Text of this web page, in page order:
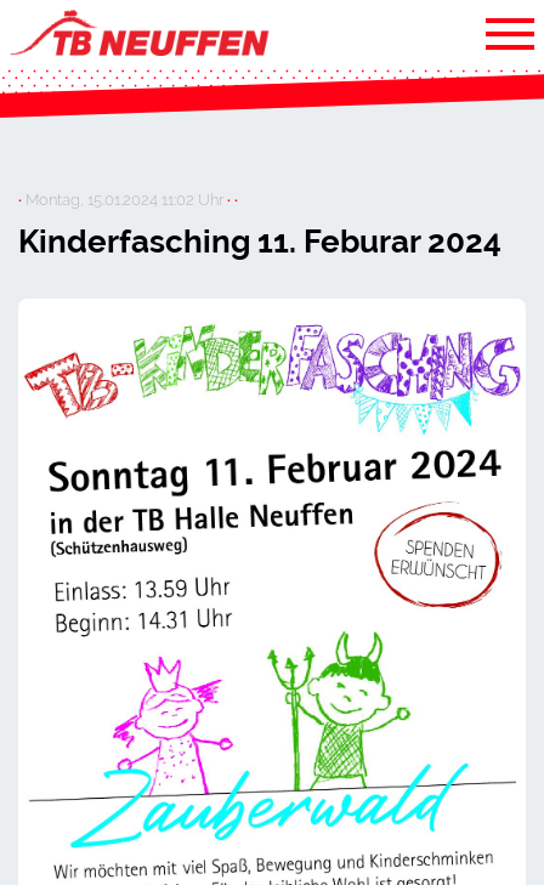
· Montag, 15.01.2024 11:02 Uhr· ·
Kinderfasching 11. Feburar 2024